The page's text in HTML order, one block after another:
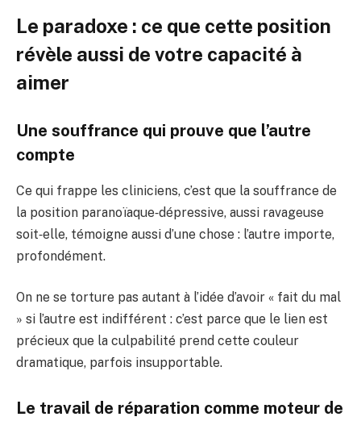
Le paradoxe : ce que cette position
révèle aussi de votre capacité à
aimer
Une souffrance qui prouve que l’autre
compte
Ce qui frappe les cliniciens, c’est que la souffrance de
la position paranoïaque‑dépressive, aussi ravageuse
soit‑elle, témoigne aussi d’une chose : l’autre importe,
profondément.
On ne se torture pas autant à l’idée d’avoir « fait du mal
» si l’autre est indifférent : c’est parce que le lien est
précieux que la culpabilité prend cette couleur
dramatique, parfois insupportable.
Le travail de réparation comme moteur de